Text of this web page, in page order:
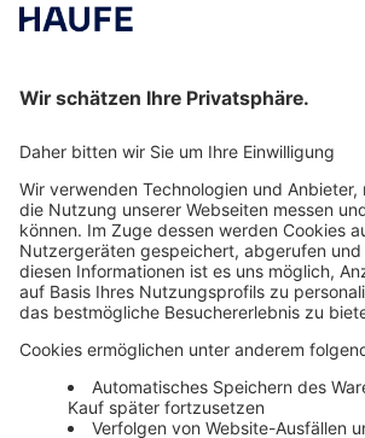
Datenschutzerklärung
AGB
Newsletter
Media News
Haufe Media Sales
Alle Werbeformen, Werbeträger und
Ort. Haufe Media Sales bietet Ihnen
Überblick um Werbemaßnahmen
buchen und schnell umzusetzen.